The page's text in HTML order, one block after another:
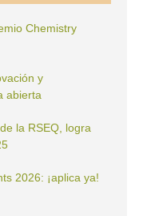
Chemistry
y
abierta
la RSEQ, logra
2026: ¡aplica ya!